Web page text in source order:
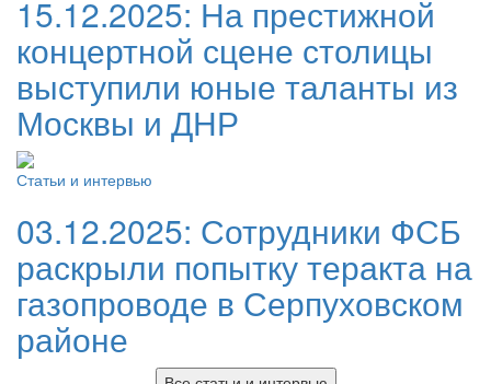
15.12.2025: На престижной
концертной сцене столицы
выступили юные таланты из
Москвы и ДНР
Статьи и интервью
03.12.2025: Сотрудники ФСБ
раскрыли попытку теракта на
газопроводе в Серпуховском
районе